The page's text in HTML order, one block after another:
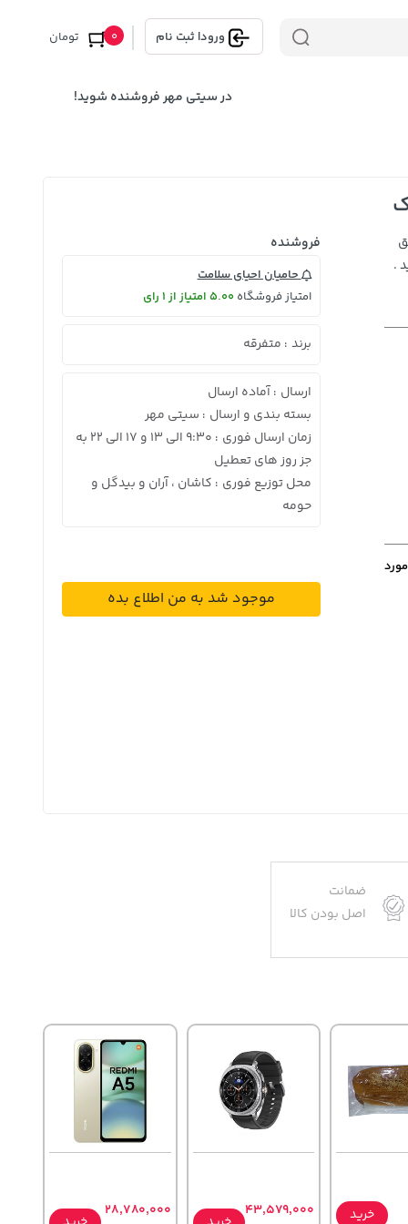
ورود| ثبت نام تومان 0
در سیتی مهر فروشنده شوید!
.
فروشنده
حامیان احیای سلامت
امتیاز فروشگاه5.00 امتیاز از 1 رای
برند : متفرقه
ارسال :آماده ارسال
بسته بندی و ارسال : سیتی مهر
زمان ارسال فوری :
9:30 الی 13 و 17 الی 22 به
جز روز های تعطیل
محل توزیع فوری : کاشان ، آران و بیدگل و
حومه
موجود شد به من اطلاع بده
ضمانت
اصل بودن کالا
خرید
43,579,000
28,780,000